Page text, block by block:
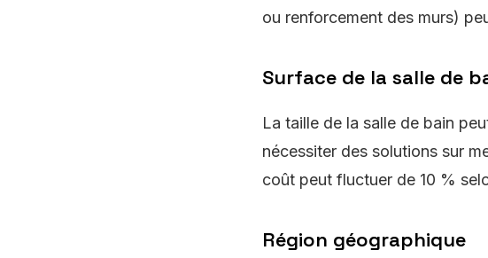
ou renforcement des murs)
Surface de la salle de
La taille de la salle de bain
nécessiter des solutions sur
coût peut fluctuer de 10 %
Région géographique